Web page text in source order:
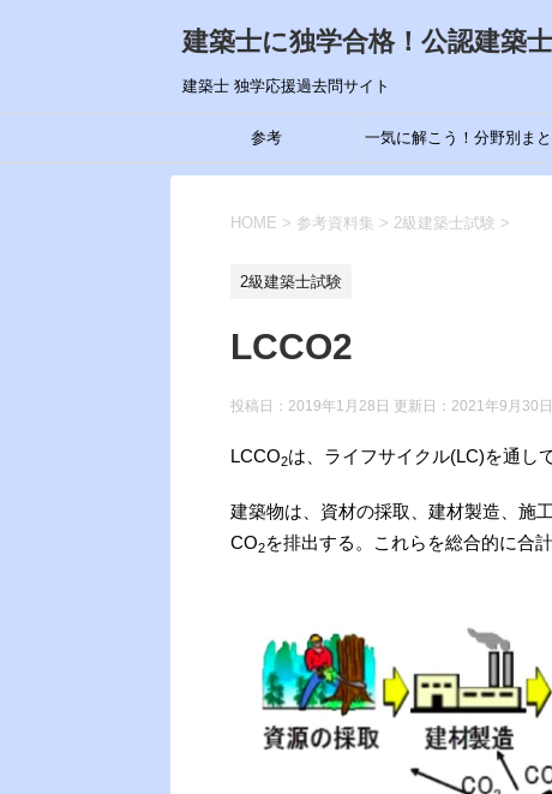
建築士に独学合格！公認建築
建築士 独学応援過去問サイト
参考 一気に解こう！分野別まと
HOME > 参考資料集 > 2級建築士試験 >
2級建築士試験
LCCO2
投稿日：2019年1月28日 更新日： 2021年9月30日
LCCO2は、ライフサイクル(LC)を通し
建築物は、資材の採取、建材製造、施
CO2を排出する。これらを総合的に合